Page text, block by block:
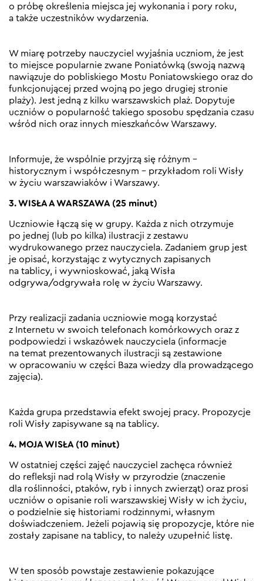
o próbę określenia miejsca jej wykonania i pory roku,
a także uczestników wydarzenia.
W miarę potrzeby nauczyciel wyjaśnia uczniom, że jest
to miejsce popularnie zwane Poniatówką (swoją nazwą
nawiązuje do pobliskiego Mostu Poniatowskiego oraz do
funkcjonującej przed wojną po jego drugiej stronie
plaży). Jest jedną z kilku warszawskich plaż. Dopytuje
uczniów o popularność takiego sposobu spędzania czasu
wśród nich oraz innych mieszkańców Warszawy.
Informuje, że wspólnie przyjrzą się różnym –
historycznym i współczesnym – przykładom roli Wisły
w życiu warszawiaków i Warszawy.
3. WISŁA A WARSZAWA (25 minut)
Uczniowie łączą się w grupy. Każda z nich otrzymuje
po jednej (lub po kilka) ilustracji z zestawu
wydrukowanego przez nauczyciela. Zadaniem grup jest
je opisać, korzystając z wytycznych zapisanych
na tablicy, i wywnioskować, jaką Wisła
odgrywa/odgrywała rolę w życiu Warszawy.
Przy realizacji zadania uczniowie mogą korzystać
z Internetu w swoich telefonach komórkowych oraz z
podpowiedzi i wskazówek nauczyciela (informacje
na temat prezentowanych ilustracji są zestawione
w opracowaniu w części Baza wiedzy dla prowadzącego
zajęcia).
Każda grupa przedstawia efekt swojej pracy. Propozycje
roli Wisły zapisywane są na tablicy.
4. MOJA WISŁA (10 minut)
W ostatniej części zajęć nauczyciel zachęca również
do refleksji nad rolą Wisły w przyrodzie (znaczenie
dla roślinności, ptaków, ryb i innych zwierząt) oraz prosi
uczniów o opisanie roli warszawskiej Wisły w ich życiu,
o podzielnie się historiami rodzinnymi, własnym
doświadczeniem. Jeżeli pojawią się propozycje, które nie
zostały zapisane na tablicy, to należy uzupełnić listę.
W ten sposób powstaje zestawienie pokazujące